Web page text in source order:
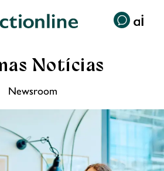
Notícias
Newsroom